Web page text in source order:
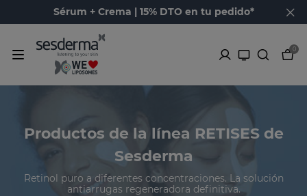
Sérum + Crema | 15% DTO en tu pedido*
0
Productos de la línea RETISES de
Sesderma
Retinol puro a diferentes concentraciones. La solución
antiarrugas regeneradora definitiva.